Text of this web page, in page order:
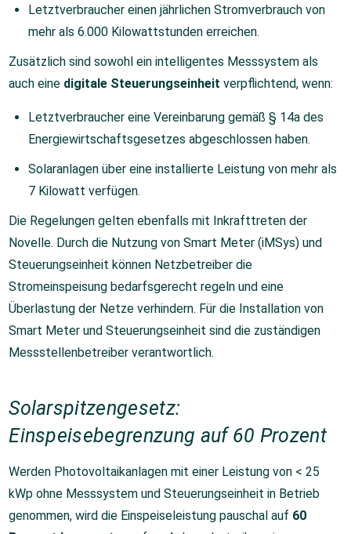
Letztverbraucher einen jährlichen Stromverbrauch von
mehr als 6.000 Kilowattstunden erreichen.
Zusätzlich sind sowohl ein intelligentes Messsystem als
auch eine digitale Steuerungseinheit verpflichtend, wenn:
Letztverbraucher eine Vereinbarung gemäß § 14a des
Energiewirtschaftsgesetzes abgeschlossen haben.
Solaranlagen über eine installierte Leistung von mehr als
7 Kilowatt verfügen.
Die Regelungen gelten ebenfalls mit Inkrafttreten der
Novelle. Durch die Nutzung von Smart Meter (iMSys) und
Steuerungseinheit können Netzbetreiber die
Stromeinspeisung bedarfsgerecht regeln und eine
Überlastung der Netze verhindern. Für die Installation von
Smart Meter und Steuerungseinheit sind die zuständigen
Messstellenbetreiber verantwortlich.
Solarspitzengesetz:
Einspeisebegrenzung auf 60 Prozent
Werden Photovoltaikanlagen mit einer Leistung von < 25
kWp ohne Messsystem und Steuerungseinheit in Betrieb
genommen, wird die Einspeiseleistung pauschal auf 60